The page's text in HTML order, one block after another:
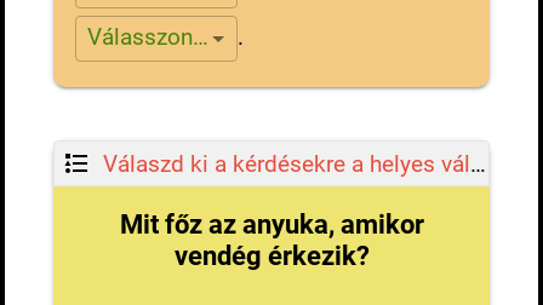
Válasszon…
.
Válaszd ki a kérdésekre a helyes válaszokat!
Mit főz az anyuka, amikor
vendég érkezik?